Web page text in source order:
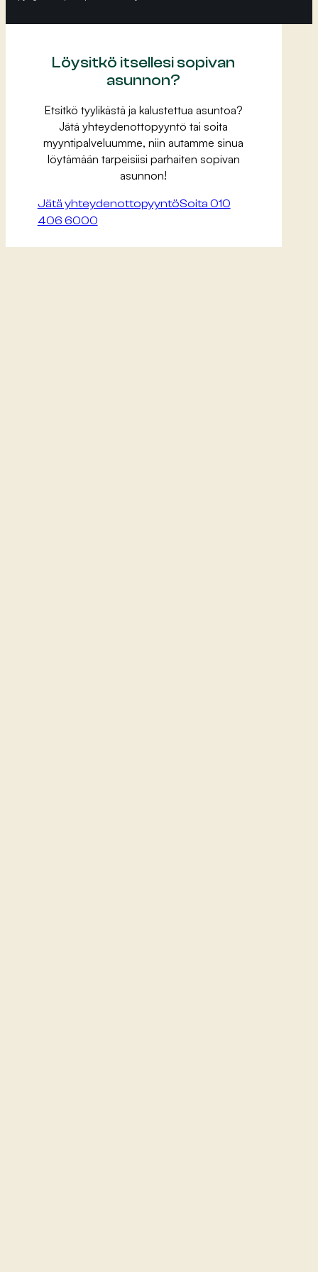
Löysitkö itsellesi sopivan
asunnon?
Etsitkö tyylikästä ja kalustettua asuntoa?
Jätä yhteydenottopyyntö tai soita
myyntipalveluumme, niin autamme sinua
löytämään tarpeisiisi parhaiten sopivan
asunnon!
Jätä yhteydenottopyyntöSoita 010
406 6000